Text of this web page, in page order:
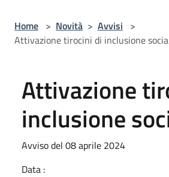
Home > Novità > Avvisi >
Attivazione tirocini di inclusione
Attivazione
inclusione
Avviso del 08 aprile 2024
Data :